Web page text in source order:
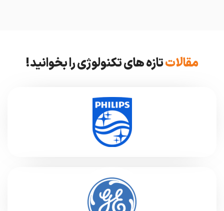
مقالاتتازه های تکنولوژی را بخوانید!